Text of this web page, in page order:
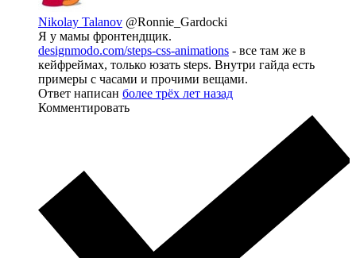
Nikolay Talanov @Ronnie_Gardocki
Я у мамы фронтендщик.
designmodo.com/steps-css-animations - все там же в
кейфреймах, только юзать steps. Внутри гайда есть
примеры с часами и прочими вещами.
Ответ написан более трёх лет назад
Комментировать